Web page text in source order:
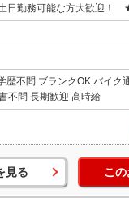
日勤務可能な方大歓迎！
歴不問 ブランクOK バイク
不問 長期歓迎 高時給
見る こ